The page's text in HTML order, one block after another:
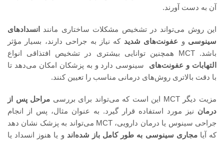
آن به دست آورند.
این روش می‌تواند در تشخیص مشکلات ساختاری مانند
انسدادهای
سینوسی و عفونت‌های شدید که نیاز به جراحی دارند، بسیار مؤثر
باشد. MCT همچنین توانایی بیشتری در تشخیص افتذاقی انواع
التهابات و عفونت‌های
سینوسی دارد و به پزشکان امکان می‌دهد تا
با دقت بالاتری روش‌های درمانی مناسب را تعیین کنند.
مزیت دیگر MCT این است که می‌تواند برای بررسی
مراحل پس از
درمان نیز مورد استفاده قرار گیرد. به عنوان مثال، پس از انجام
جراحی سینوس یا درمان دارویی، MCT می‌تواند به پزشک نشان دهد
که آیامجاری سینوسی به طور کامل باز شده‌اند و یا هنوز انسداد یا